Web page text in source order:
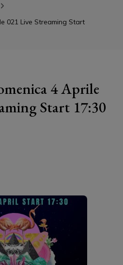
021 Live Streaming Start
4 Aprile
Start 17:30